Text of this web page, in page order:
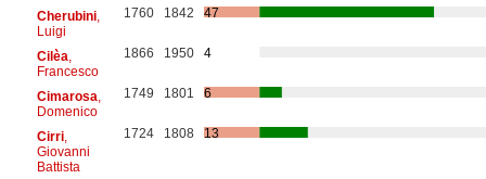
Cherubini,
Luigi
1760 1842 47
Cilèa
Francesco
1866 1950 4
Cimarosa
Domenico
1749 1801 6
Cirri,
Giovanni
Battista
1724 1808 13